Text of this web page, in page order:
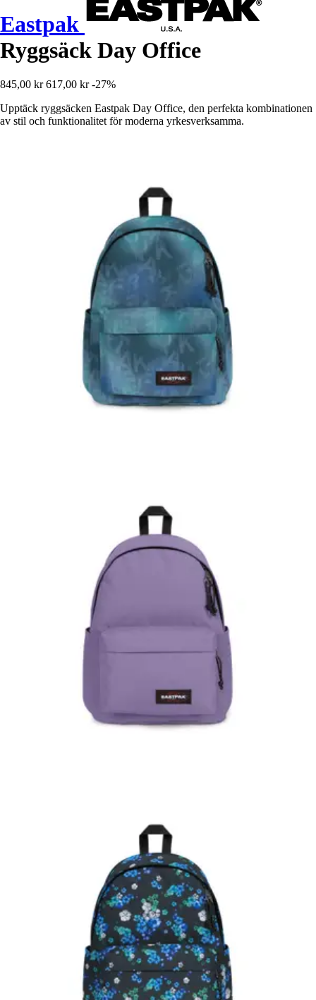
Eastpak
Ryggsäck Day Office
845,00 kr 617,00 kr -27%
Upptäck ryggsäcken Eastpak Day Office, den perfekta kombinationen
av stil och funktionalitet för moderna yrkesverksamma.